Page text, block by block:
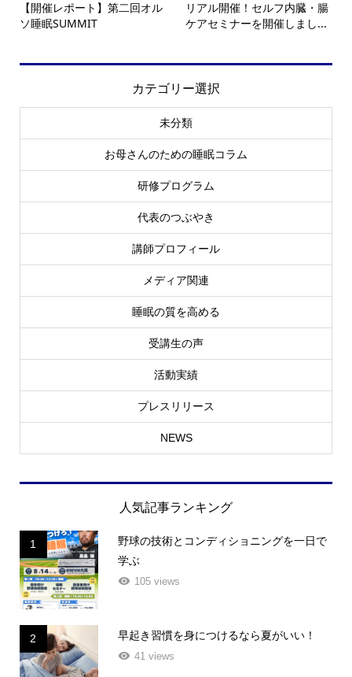
【開催レポート】第二回オル
リアル開催！セルフ内臓・腸
カテゴリー選択
未分類
お母さんのための睡眠コラム
研修プログラム
代表のつぶやき
講師プロフィール
メディア関連
睡眠の質を高める
受講生の声
活動実績
プレスリリース
NEWS
1
野球の技術とコンディショニングを一日で
学ぶ
2 早起き習慣を身につけるなら夏がいい！